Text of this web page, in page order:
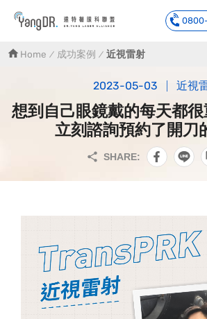
到主要內容
Home 成功案例 近視雷射
2023-05-03 近視
想到自己眼鏡戴的每天都很
立刻諮詢預約了開刀